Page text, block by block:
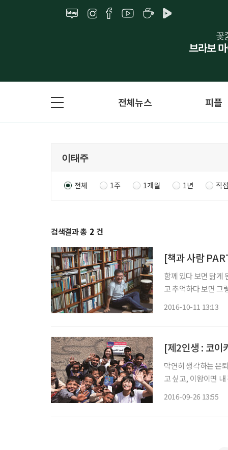
전체뉴스 피플
전체 1주 1개월 1년 직
검색결과 총 2 건
[책과 사람
함께 있다 보면 닮게
고 추억하다 보면 그
2016-10-11 13:13
[제2인생 : 코이
막연히 생각하는 은
고 싶고, 이왕이면
2016-09-26 13:55